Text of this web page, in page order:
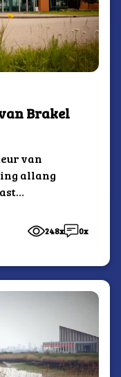
Brakel
van
allang
248x 0x